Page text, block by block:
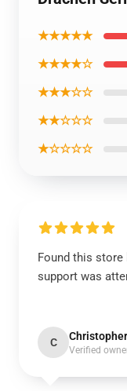
★★★★★
★★★★☆
★★★☆☆
★★☆☆☆
★☆☆☆☆
Found this store
support was
C Christopher
Verified